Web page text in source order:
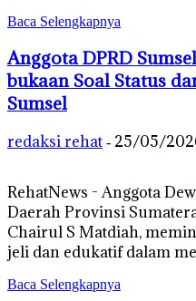
Baca Selengkapnya
Anggota DPRD
bukaan Soal Status
Sumsel
redaksi rehat - 25/05/
RehatNews - Anggota
Daerah Provinsi
Chairul S Matdiah,
jeli dan edukatif dalam
Baca Selengkapnya